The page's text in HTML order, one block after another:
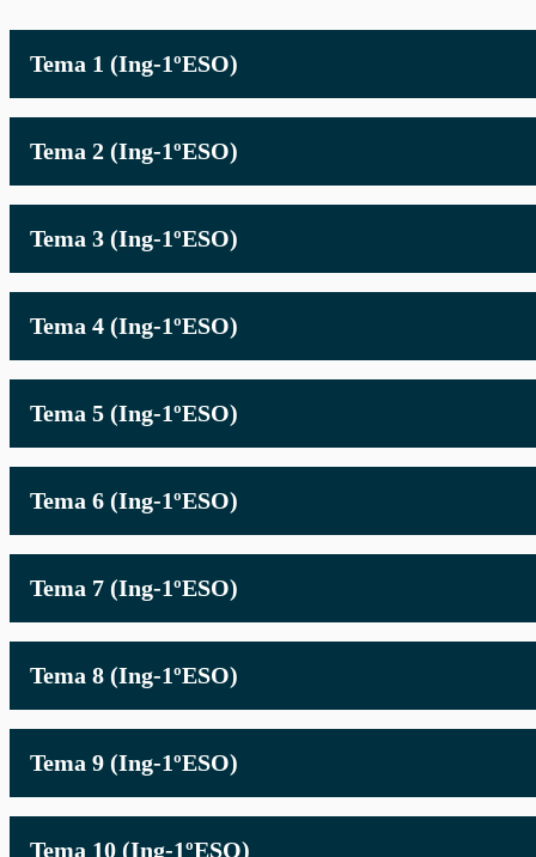
Tema 1 (Ing-1ºESO)
Tema 2 (Ing-1ºESO)
Tema 3 (Ing-1ºESO)
Tema 4 (Ing-1ºESO)
Tema 5 (Ing-1ºESO)
Tema 6 (Ing-1ºESO)
Tema 7 (Ing-1ºESO)
Tema 8 (Ing-1ºESO)
Tema 9 (Ing-1ºESO)
Tema 10 (Ing-1ºESO)